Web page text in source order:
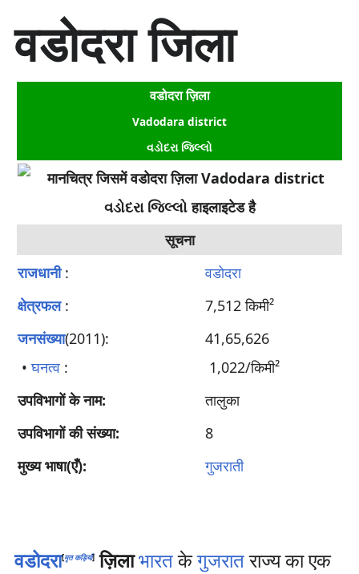
म
ग्री
प
र
वडोदरा जिला
वडोदरा ज़िला
Vadodara district
વડોદરા જિલ્લો
सूचना
राजधानी:
वडोदरा
क्षेत्रफल:
7,512 किमी²
जनसंख्या(2011):
•घनत्व :
41,65,626
1,022/किमी²
उपविभागों के नाम:
तालुका
उपविभागों की संख्या:
8
मुख्य भाषा(एँ):
गुजराती
वडोदरा[मृत कड़ियाँ]ज़िलाभारतकेगुजरातराज्य का एक